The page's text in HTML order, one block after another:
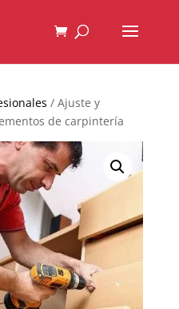
/ Ajuste y
de carpintería